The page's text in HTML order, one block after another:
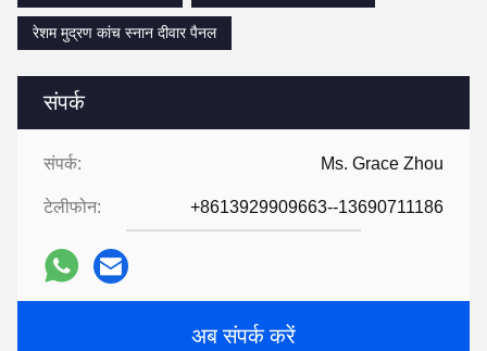
संपर्क
संपर्क: Ms. Grace Zhou
टेलीफोन: +8613929909663--13690711186
अब संपर्क करें
रेशम मुद्रण कांच स्नान दीवार पैनल